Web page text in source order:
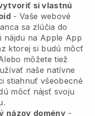
si vlastnú
-Vaše webové
sa zlúčia do
nájdu na Apple App
ktorej si budú môcť
môžete tiež
naše natívne
stiahnuť všeobecné
môcť nájsť svoju
názov domény-